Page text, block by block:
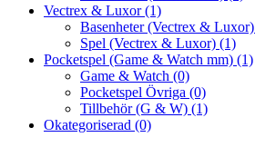
Vectrex & Luxor(1)
Basenheter (Vectrex & Luxor)
Spel (Vectrex & Luxor) (1)
Pocketspel (Game & Watch mm) (1)
Game & Watch (0)
Pocketspel Övriga (0)
Tillbehör (G & W) (1)
Okategoriserad (0)